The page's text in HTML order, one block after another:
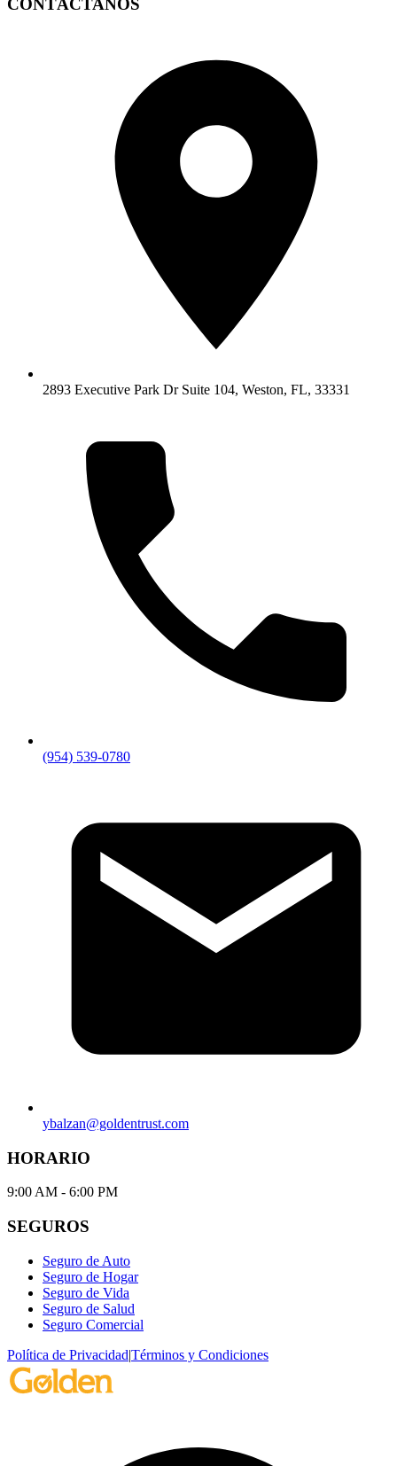
CONTÁCTANOS
2893 Executive Park Dr Suite 104, Weston, FL, 33331
(954) 539-0780
ybalzan@goldentrust.com
HORARIO
9:00 AM - 6:00 PM
SEGUROS
Seguro de Auto
Seguro de Hogar
Seguro de Vida
Seguro de Salud
Seguro Comercial
Política de Privacidad|Términos y Condiciones